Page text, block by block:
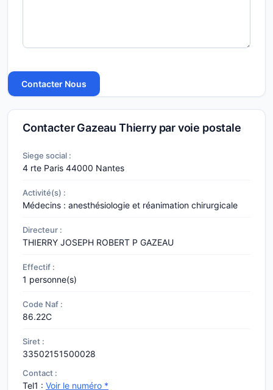
Contacter Gazeau Thierry par voie postale
Siege social :
4 rte Paris 44000 Nantes
Activité(s) :
Médecins : anesthésiologie et réanimation chirurgicale
Directeur :
THIERRY JOSEPH ROBERT P GAZEAU
Effectif :
1 personne(s)
Code Naf :
86.22C
Siret :
33502151500028
Contact :
Tel1 : Voir le numéro *